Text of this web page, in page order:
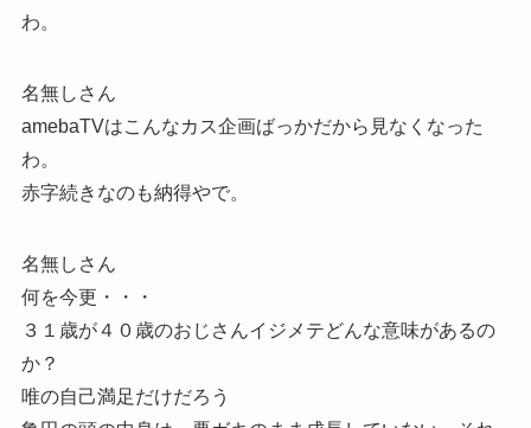
わ。
名無しさん
amebaTVはこんなカス企画ばっかだから見なくなった
わ。
赤字続きなのも納得やで。
名無しさん
何を今更・・・
３１歳が４０歳のおじさんイジメテどんな意味があるの
か？
唯の自己満足だけだろう